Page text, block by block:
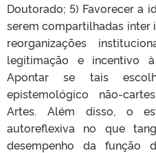
Doutorado; 5) Favorecer a
serem compartilhadas
reorganizações
legitimação e incentivo
Apontar se tais
epistemológico não-
Artes. Além disso, o
autoreflexiva no que
desempenho da função